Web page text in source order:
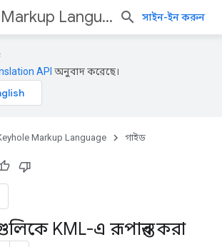
Keyhole Markup Language সাইন-ইন করুন
API অনুবাদ করেছে।
Markup Language গাইড
KML-এ রূপান্তর করা